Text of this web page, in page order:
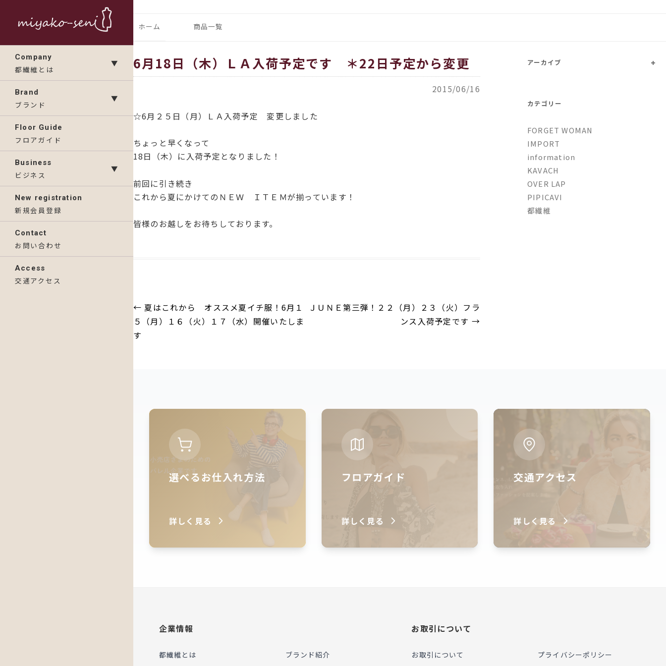
Company
都繊維とは
▼
Brand
ブランド
▼
Floor Guide
フロアガイド
Business
ビジネス
▼
New registration
新規会員登録
Contact
お問い合わせ
Access
交通アクセス
ン
ツ
へ
ッ
フランス、イタリア、アメリカのインポートファッションとオリジナルブ
ランドの「都繊維」
ホーム 商品一覧
KAVACH（カバチ）商品一覧
6月18日（木）ＬＡ入荷予定です ＊22日予定から変更
2015/06/16
☆6月２５日（月）ＬＡ入荷予定 変更しました
ちょっと早くなって
18日（木）に入荷予定となりました！
前回に引き続き
これから夏にかけてのＮＥＷ ＩＴＥＭが揃っています！
皆様のお越しをお待ちしております。
投
稿
ナ
← 夏はこれから オススメ夏イチ服！6月１
５（月）１６（火）１７（水）開催いたしま
す
ＪＵＮＥ第三弾！２２（月）２３（火）フラ
ンス入荷予定です →
アーカイブ +
カテゴリー
FORGET WOMAN
IMPORT
information
KAVACH
OVER LAP
PIPICAVI
都繊維
選べるお仕入れ方法
詳しく見る
フロアガイド
詳しく見る
交通アクセス
詳しく見る
企業情報
都繊維とは ブランド紹介
お取引について
お取引について プライバシーポリシー